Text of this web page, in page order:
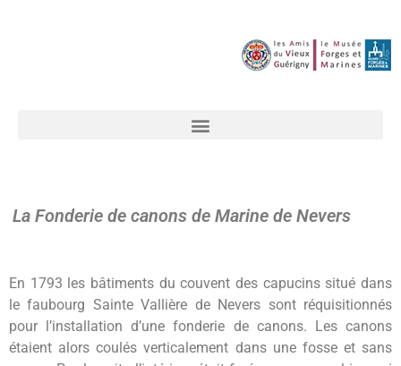
La Fonderie de canons de Marine de Nevers
En 1793 les bâtiments du couvent des capucins situé dans
le faubourg Sainte Vallière de Nevers sont réquisitionnés
pour l’installation d’une fonderie de canons. Les canons
étaient alors coulés verticalement dans une fosse et sans